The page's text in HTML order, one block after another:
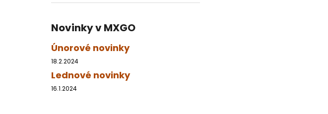
Novinky v MXGO
Únorové novinky
18.2.2024
Lednové novinky
16.1.2024